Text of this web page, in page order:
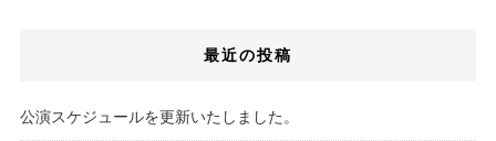
最近の投稿
公演スケジュールを更新いたしました。